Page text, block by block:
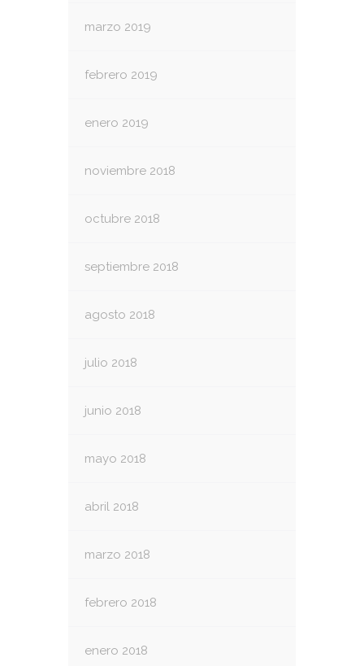
marzo 2019
febrero 2019
enero 2019
noviembre 2018
octubre 2018
septiembre 2018
agosto 2018
julio 2018
junio 2018
mayo 2018
abril 2018
marzo 2018
febrero 2018
enero 2018